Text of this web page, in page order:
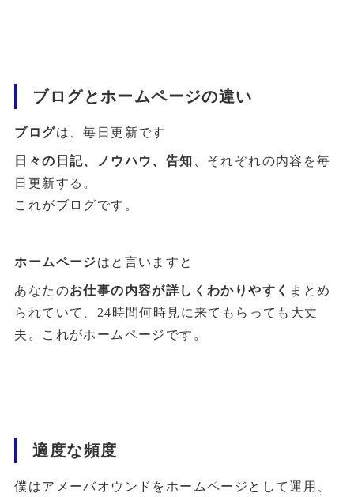
ブログとホームページの違い
ブログは、毎日更新です
日々の日記、ノウハウ、告知 、それぞれの内容を毎
日更新する。
これがブログです。
ホームページはと言いますと
あなたのお仕事の内容が詳しくわかりやすく まとめ
られていて、24時間何時見に来てもらっても大丈
夫。これがホームページです。
適度な頻度
僕はアメーバオウンドをホームページとして運用、